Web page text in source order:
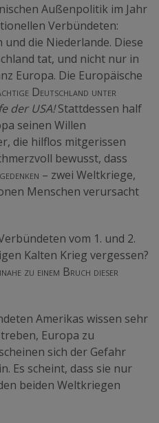
Außenpolitik im Jahr
Verbündeten:
die Niederlande. Diese
tat, und nicht nur in
Europa. Die Europäische
Deutschland unter
der USA!Stattdessen half
seinen Willen
die hilflos mitgerissen
bewusst, dass
– zwei Weltkriege,
Menschen verursacht
vom 1. und 2.
Kalten Krieg vergessen?
zu einem Bruch dieser
Amerikas wissen sehr
Europa zu
sich der Gefahr
Es scheint, dass sie nur
beiden Weltkriegen